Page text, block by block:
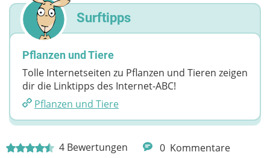
4 Bewertungen 0 Kommentare
Surftipps
Pflanzen und Tiere
Tolle Internetseiten zu Pflanzen und Tieren zeigen
dir die Linktipps des Internet-ABC!
Pflanzen und Tiere